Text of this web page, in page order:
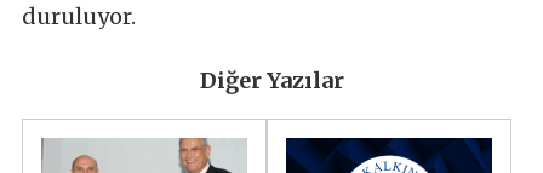
duruluyor.
Diğer Yazılar